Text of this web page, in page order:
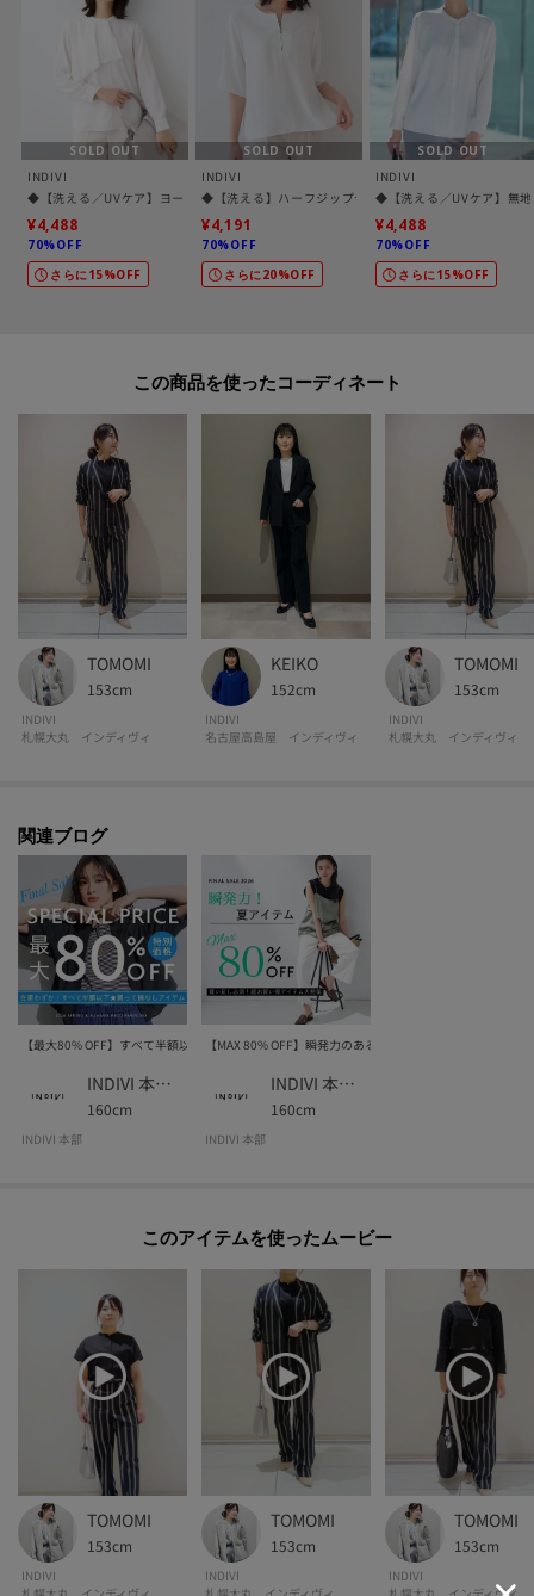
モデル情報：身長167cm B79 W59 H87 着用サイズ：38（M）
SOLD OUT
INDIVI
◆【洗える／UVケア】ヨークフリルブラウス
¥4,488
70%OFF
さらに15%OFF
SOLD OUT
INDIVI
◆【洗える】ハーフジップデザインブラウス
¥4,191
70%OFF
さらに20%OFF
SOLD OUT
INDIVI
◆【洗える／UVケア】無
¥4,488
70%OFF
さらに15%OFF
この商品を使った
TOMOMI
153cm
INDIVI
札幌大丸 インディヴィ
KEIKO
152cm
INDIVI
名古屋高島屋 インディヴィ
TOMOMI
153cm
INDIVI
札幌大丸 インディヴィ
関連ブログ
【最大80% OFF】すべて半額以下！いま買い足すべきキレイ服
INDIVI 本部スタッフ
160cm
INDIVI 本部
【MAX 80% OFF】瞬発力のある！夏アイテム大特集
INDIVI 本部スタッフ
160cm
INDIVI 本部
このアイテムを使ったムービー
TOMOMI
153cm
INDIVI
TOMOMI
153cm
INDIVI
TOMOMI
153cm
INDIVI